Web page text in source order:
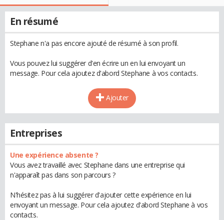
En résumé
Stephane n'a pas encore ajouté de résumé à son profil.
Vous pouvez lui suggérer d'en écrire un en lui envoyant un
message. Pour cela ajoutez d'abord Stephane à vos contacts.
Ajouter
Entreprises
Une expérience absente ?
Vous avez travaillé avec Stephane dans une entreprise qui
n'apparaît pas dans son parcours ?
N'hésitez pas à lui suggérer d'ajouter cette expérience en lui
envoyant un message. Pour cela ajoutez d'abord Stephane à vos
contacts.